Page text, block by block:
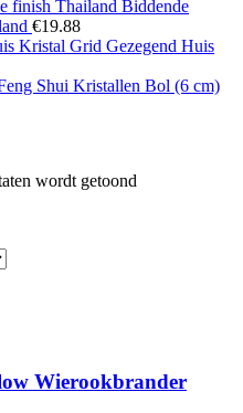
Biddende
€19.88
Kristal Grid Gezegend Huis
Shui Kristallen Bol (6 cm)
wordt getoond
Wierookbrander